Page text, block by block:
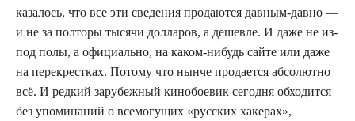
казалось, что все эти сведения продаются давным-давно —
и не за полторы тысячи долларов, а дешевле. И даже не из-
под полы, а официально, на каком-нибудь сайте или даже
на перекрестках. Потому что нынче продается абсолютно
всё. И редкий зарубежный кинобоевик сегодня обходится
без упоминаний о всемогущих «русских хакерах»,